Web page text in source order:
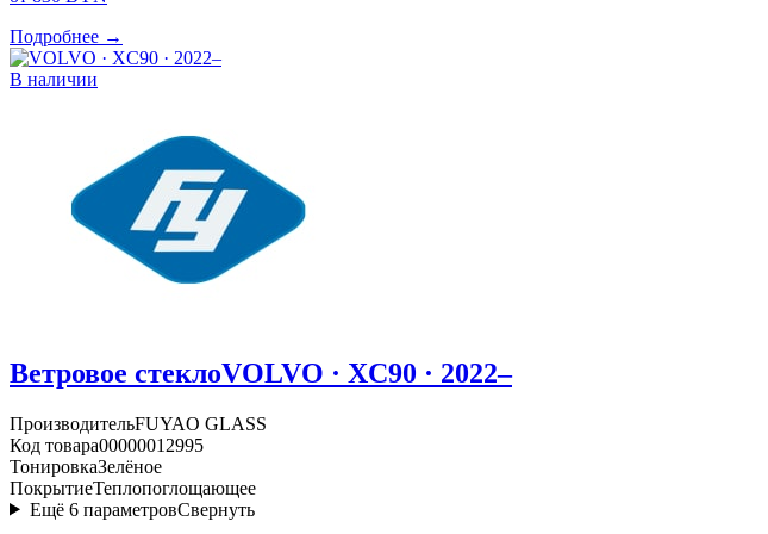
Подробнее →
В наличии
Ветровое стеклоVOLVO · XC90 · 2022–
ПроизводительFUYAO GLASS
Код товара00000012995
ТонировкаЗелёное
ПокрытиеТеплопоглощающее
Ещё 6 параметровСвернуть